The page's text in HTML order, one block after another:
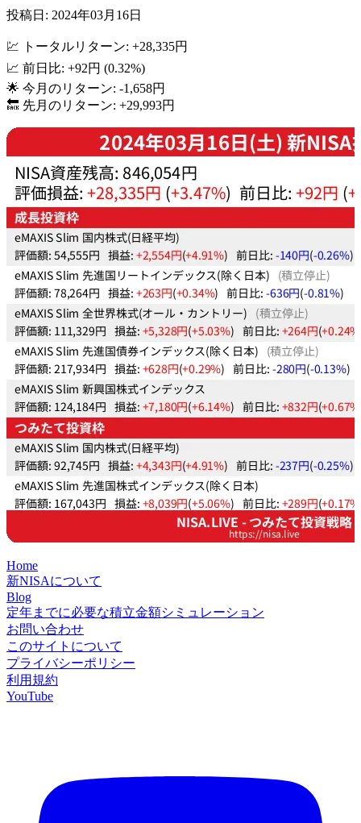
投稿日: 2024年03月16日
💹 トータルリターン: +28,335円
📈 前日比: +92円 (0.32%)
🌟 今月のリターン: -1,658円
🔙 先月のリターン: +29,993円
Home
新NISAについて
Blog
定年までに必要な積立金額シミュレーション
お問い合わせ
このサイトについて
プライバシーポリシー
利用規約
YouTube